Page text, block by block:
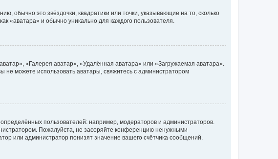
обычно это звёздочки, квадратики или точки, указывающие на то, сколько
«аватара» и обычно уникально для каждого пользователя.
«Галерея аватар», «Удалённая аватара» или «Загружаемая аватара».
не можете использовать аватары, свяжитесь с администратором
пользователей: например, модераторов и администраторов.
Пожалуйста, не засоряйте конференцию ненужными
или администратор понизят значение вашего счётчика сообщений.